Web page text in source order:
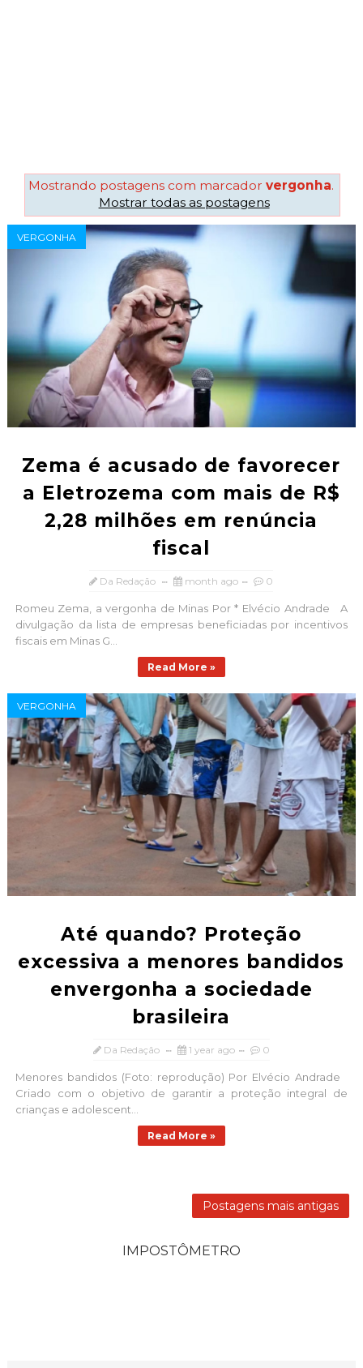
Mostrando postagens com marcadorvergonha.
Mostrar todas as postagens
VERGONHA
Zema é acusado de favorecer
a Eletrozema com mais de R$
2,28 milhões em renúncia
fiscal
Da Redação month ago 0
Romeu Zema, a vergonha de Minas Por * Elvécio Andrade A
divulgação da lista de empresas beneficiadas por incentivos
fiscais em Minas G...
Read More »
VERGONHA
Até quando? Proteção
excessiva a menores bandidos
envergonha a sociedade
brasileira
Da Redação 1 year ago 0
Menores bandidos (Foto: reprodução) Por Elvécio Andrade
Criado com o objetivo de garantir a proteção integral de
crianças e adolescent...
Read More »
Postagens mais antigas
IMPOSTÔMETRO